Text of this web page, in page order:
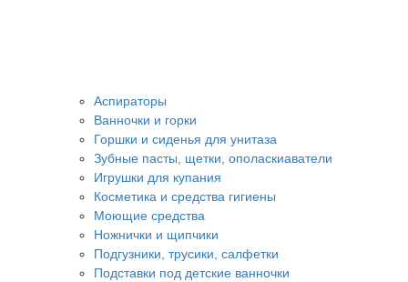
Аспираторы
Ванночки и горки
Горшки и сиденья для унитаза
Зубные пасты, щетки, ополаскиаватели
Игрушки для купания
Косметика и средства гигиены
Моющие средства
Ножнички и щипчики
Подгузники, трусики, салфетки
Подставки под детские ванночки